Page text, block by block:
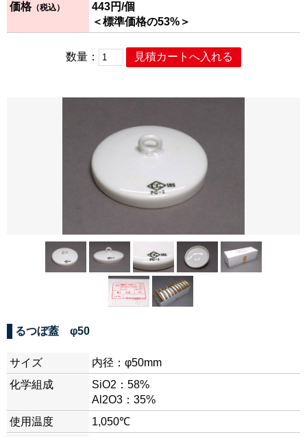
価格（税込） 443円/個
＜標準価格の53%＞
数量：
るつぼ蓋 φ50
サイズ
内径：φ50mm
化学組成
SiO2：58%
Al2O3：35%
使用温度
1,050℃